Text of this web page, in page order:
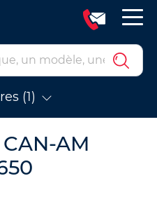
(1)
AM